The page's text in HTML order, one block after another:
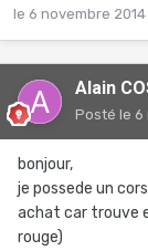
le 6 novembre 2014
Alain
Posté le 6
bonjour,
je possede un
achat car trouve
rouge)